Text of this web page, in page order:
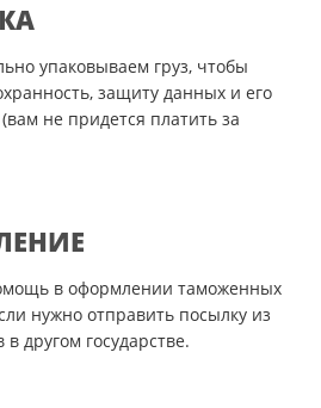
упаковываем груз, чтобы
защиту данных и его
не придется платить за
в оформлении таможенных
нужно отправить посылку из
другом государстве.